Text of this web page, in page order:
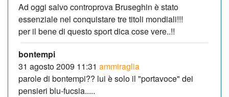
Ad oggi salvo controprova Bruseghin è stato
essenziale nel conquistare tre titoli mondiali!!!
per il bene di questo sport dica cose vere..!!
bontempi
31 agosto 2009 11:31 ammiraglia
parole di bontempi?? lui è solo il "portavoce" dei
pensieri blu-fucsia.....